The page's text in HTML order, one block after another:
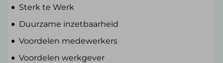
Sterk te Werk
Duurzame inzetbaarheid
Voordelen medewerkers
Voordelen werkgever